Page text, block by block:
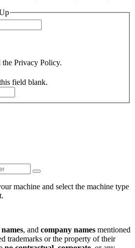
the Privacy Policy.
field blank.
machine and select the machine type
, and company names mentioned
trademarks or the property of their